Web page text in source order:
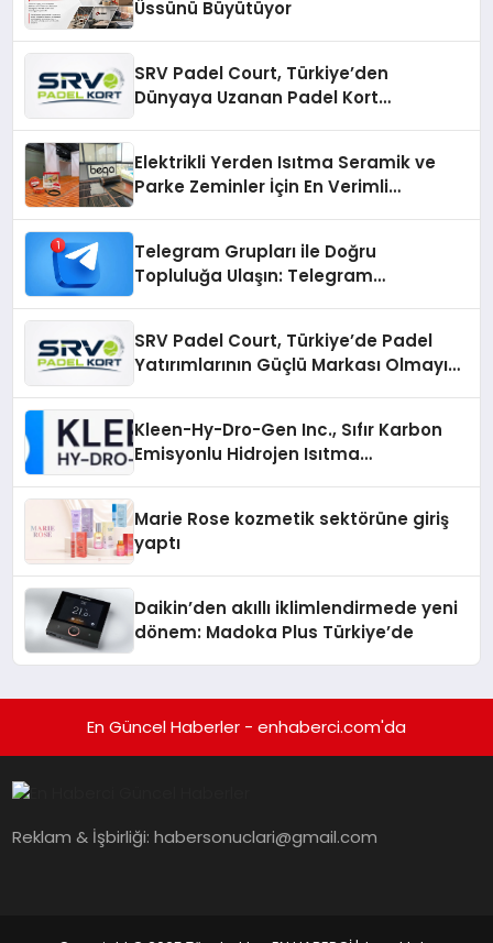
Üssünü Büyütüyor
SRV Padel Court, Türkiye’den
Dünyaya Uzanan Padel Kort
Elektrikli Yerden Isıtma Seramik ve
Parke Zeminler İçin En Verimli
Telegram Grupları ile Doğru
Topluluğa Ulaşın: Telegram
SRV Padel Court, Türkiye’de Padel
Yatırımlarının Güçlü Markası Olmayı
Kleen-Hy-Dro-Gen Inc., Sıfır Karbon
Emisyonlu Hidrojen Isıtma
Marie Rose kozmetik sektörüne giriş
yaptı
Daikin’den akıllı iklimlendirmede yeni
dönem: Madoka Plus Türkiye’de
En Güncel Haberler - enhaberci.com'da
Reklam & İşbirliği:habersonuclari@gmail.com